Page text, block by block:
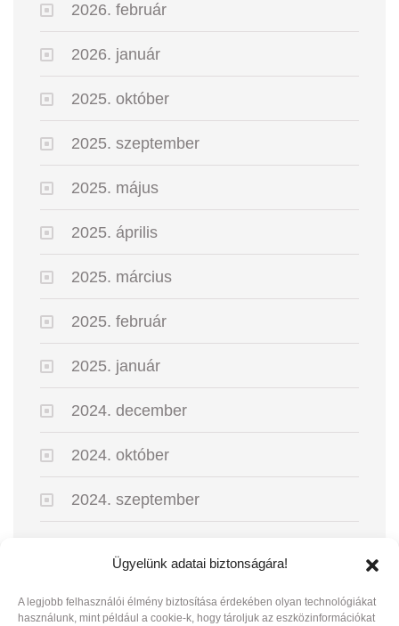
Ügyelünk adatai biztonságára!
A legjobb felhasználói élmény biztosítása érdekében olyan technológiákat
használunk, mint például a cookie-k, hogy tároljuk az eszközinformációkat
2026. február
2026. január
2025. október
2025. szeptember
2025. május
2025. április
2025. március
2025. február
2025. január
2024. december
2024. október
2024. szeptember